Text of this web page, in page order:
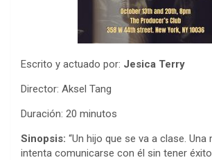
Escrito y actuado por: Jesica Terry
Director: Aksel Tang
Duración: 20 minutos
Sinopsis: “Un hijo que se va a clase. Una
intenta comunicarse con él sin tener